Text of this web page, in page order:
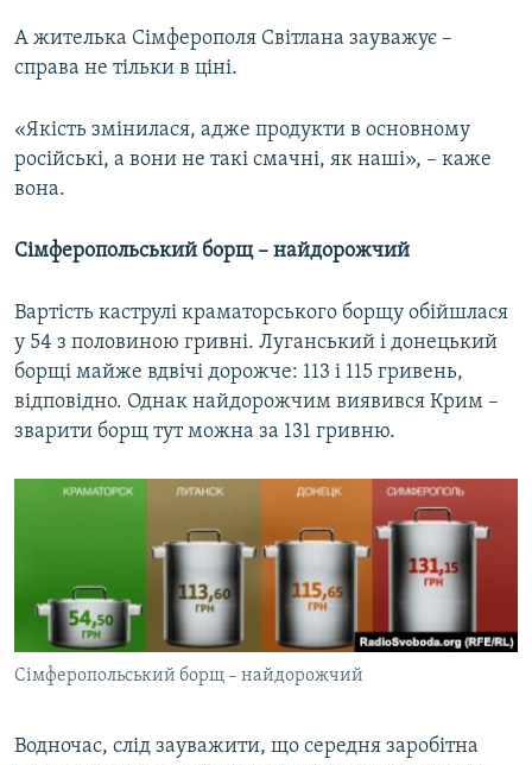
А жителька Сімферополя Світлана зауважує –
справа не тільки в ціні.
«Якість змінилася, адже продукти в основному
російські, а вони не такі смачні, як наші», – каже
вона.
Сімферопольський борщ – найдорожчий​
Вартість каструлі краматорського борщу обійшлася
у 54 з половиною гривні. Луганський і донецький
борщі майже вдвічі дорожче: 113 і 115 гривень,
відповідно. Однак найдорожчим виявився Крим –
зварити борщ тут можна за 131 гривню.
Сімферопольський борщ – найдорожчий
​Водночас, слід зауважити, що середня заробітна